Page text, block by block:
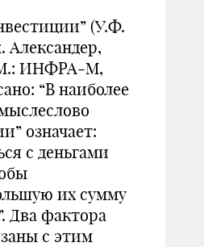
(У.Ф.
ИНФРА‑М,
“В наиболее
означает:
с деньгами
их сумму
Два фактора
с этим